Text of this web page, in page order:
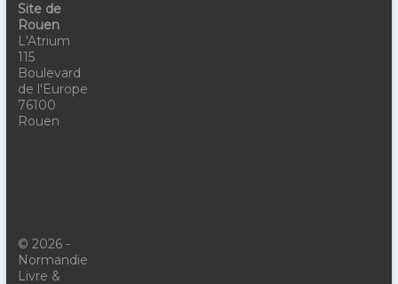
Site de
Rouen
L'Atrium
115
Boulevard
de l'Europe
76100
Rouen
© 2026 -
Normandie
Livre &